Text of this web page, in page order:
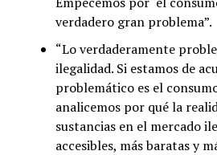
verdadero gran problema”.
“Lo verdaderamente
ilegalidad. Si estamos de
problemático es el
analicemos por qué la
sustancias en el mercado
accesibles, más baratas y